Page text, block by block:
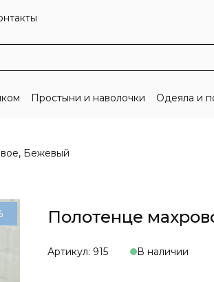
Простыни и наволочки Одеяла и
Бежевый
Полотенце
Артикул: 915 В наличии